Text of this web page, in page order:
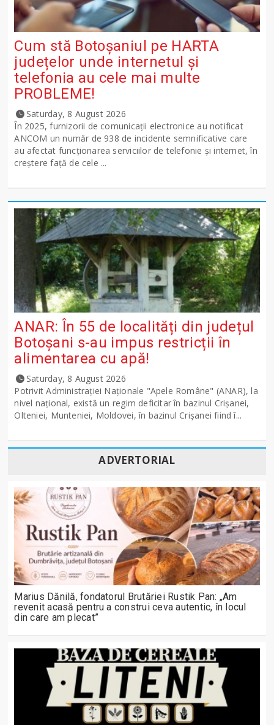
Cum stă Botoșaniul pe HARTA
județelor unde internetul și
telefonia au cele mai multe
PROBLEME!
Saturday, 8 August 2026
În 2025, furnizorii de comunicații electronice au notificat
ANCOM un număr de 938 de incidente semnificative care
au afectat funcționarea serviciilor de telefonie și internet, în
creștere față de cele ...
ANAR: În 55 de localități din județul
Botoșani s-au impus restricții în
alimentarea cu apă!
Saturday, 8 August 2026
Potrivit Administraţiei Naţionale "Apele Române" (ANAR), la
nivel naţional, există un regim deficitar în bazinul Crişanei,
Olteniei, Munteniei, Moldovei, în bazinul Crişanei fiind î...
ADVERTORIAL
Marius Dănilă, fondatorul Brutăriei Rustik Pan: „Am
revenit acasă pentru a construi ceva autentic, în locul
din care am plecat”